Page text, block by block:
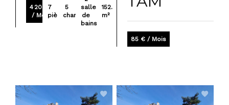
4 200 €
/ Mois
7
pièces
5
chambres
salles
de
bains
152.54
m²
85 € / Mois